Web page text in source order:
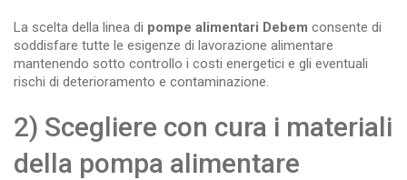
La scelta della linea di pompe alimentari Debem consente di
soddisfare tutte le esigenze di lavorazione alimentare
mantenendo sotto controllo i costi energetici e gli eventuali
rischi di deterioramento e contaminazione.
2) Scegliere con cura i materiali
della pompa alimentare